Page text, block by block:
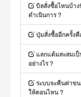
บิลสั่งซื้อไหนบ้าง
ดำเนินการ ?
ปุ่มสั่งซื้ออีกครั้งคื
แลกแต้มสะสมเ
อย่างไร ?
ระบบจะคืนค่าขน
ให้ตอนไหน ?